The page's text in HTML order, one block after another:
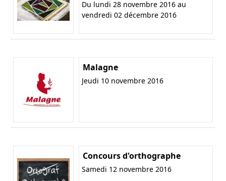
Du lundi 28 novembre 2016 au
vendredi 02 décembre 2016
Malagne
Jeudi 10 novembre 2016
Concours d'orthographe
Samedi 12 novembre 2016